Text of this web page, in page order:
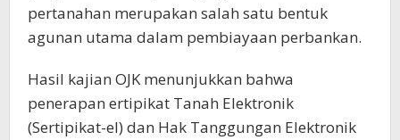
pertanahan merupakan salah satu bentuk
agunan utama dalam pembiayaan perbankan.
Hasil kajian OJK menunjukkan bahwa
penerapan ertipikat Tanah Elektronik
(Sertipikat-el) dan Hak Tanggungan Elektronik